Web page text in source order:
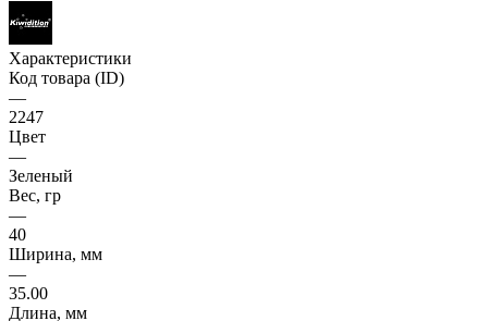
Характеристики
Код товара (ID)
—
2247
Цвет
—
Зеленый
Вес, гр
—
40
Ширина, мм
—
35.00
Длина, мм